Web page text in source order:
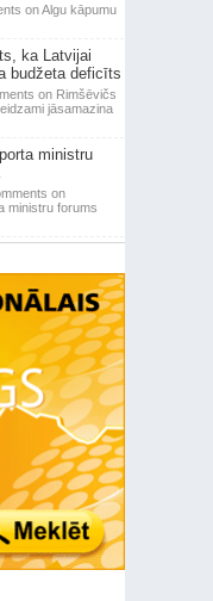
on Algu kāpumu
ka Latvijai
budžeta deficīts
on Rimšēvičs
jāsamazina
ministru
on
ministru forums